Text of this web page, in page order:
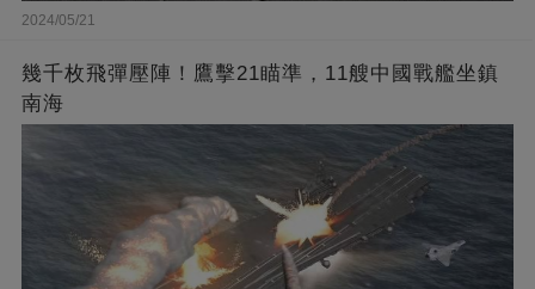
2024/05/21
幾千枚飛彈壓陣！鷹擊21瞄準，11艘中國戰艦坐鎮
南海